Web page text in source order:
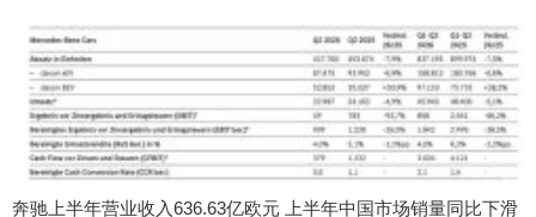
奔驰上半年营业收入636.63亿欧元 上半年中国市场销量同比下滑